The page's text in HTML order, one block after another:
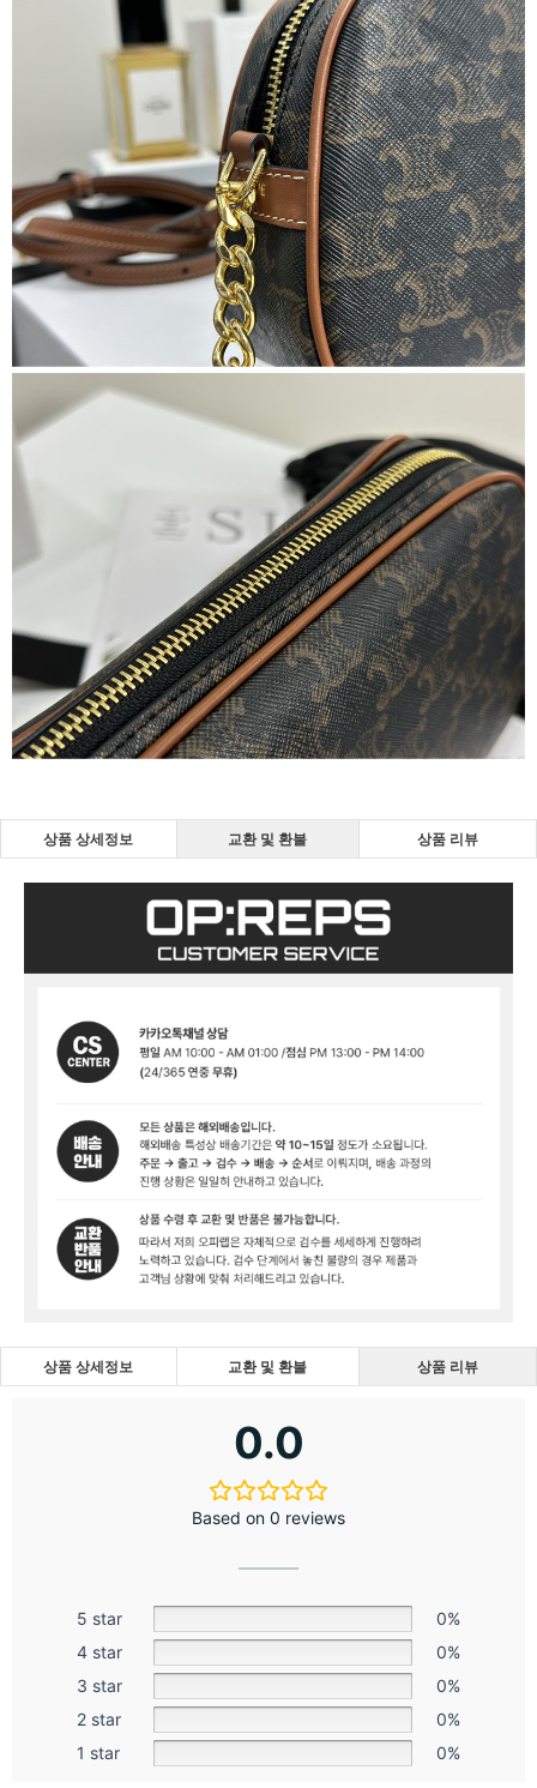
상품 상세정보 교환 및 환불 상품 리뷰
상품 상세정보 교환 및 환불 상품 리뷰
0.0
Based on 0 reviews
5 star
0%
4 star
0%
3 star
0%
2 star
0%
1 star
0%